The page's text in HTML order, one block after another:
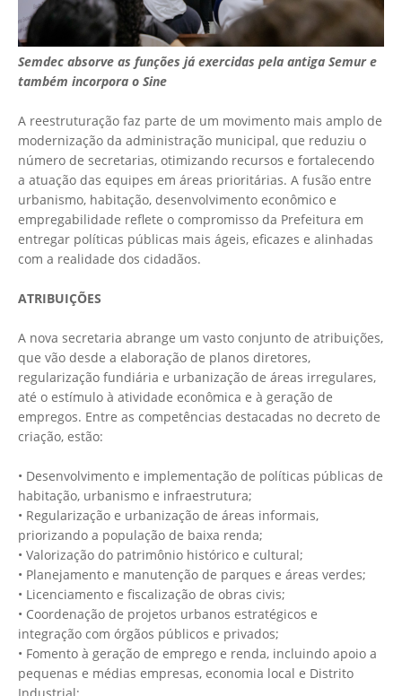
Semdec absorve as funções já exercidas pela antiga Semur e
também incorpora o Sine
A reestruturação faz parte de um movimento mais amplo de
modernização da administração municipal, que reduziu o
número de secretarias, otimizando recursos e fortalecendo
a atuação das equipes em áreas prioritárias. A fusão entre
urbanismo, habitação, desenvolvimento econômico e
empregabilidade reflete o compromisso da Prefeitura em
entregar políticas públicas mais ágeis, eficazes e alinhadas
com a realidade dos cidadãos.
ATRIBUIÇÕES
A nova secretaria abrange um vasto conjunto de atribuições,
que vão desde a elaboração de planos diretores,
regularização fundiária e urbanização de áreas irregulares,
até o estímulo à atividade econômica e à geração de
empregos. Entre as competências destacadas no decreto de
criação, estão:
• Desenvolvimento e implementação de políticas públicas de
habitação, urbanismo e infraestrutura;
• Regularização e urbanização de áreas informais,
priorizando a população de baixa renda;
• Valorização do patrimônio histórico e cultural;
• Planejamento e manutenção de parques e áreas verdes;
• Licenciamento e fiscalização de obras civis;
• Coordenação de projetos urbanos estratégicos e
integração com órgãos públicos e privados;
• Fomento à geração de emprego e renda, incluindo apoio a
pequenas e médias empresas, economia local e Distrito